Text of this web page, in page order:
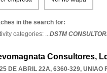
in the search for:
categories: ...DSTM
Consultores,
DE ABRIL 22A, 6360-329, UNIAO